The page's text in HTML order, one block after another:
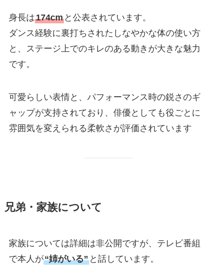
身長は174cmと公表されています。
ダンス経験に裏打ちされたしなやかな体の使い方
と、ステージ上でのキレのある動きが大きな魅力
です。
可愛らしい表情と、パフォーマンス時の鋭さのギ
ャップが支持されており、俳優としても役ごとに
雰囲気を変えられる柔軟さが評価されています
兄弟・家族について
家族については詳細は非公開ですが、テレビ番組
で本人が“姉がいる”と話しています。